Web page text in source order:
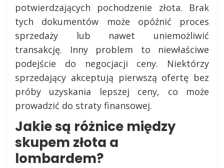
potwierdzających pochodzenie złota. Brak
tych dokumentów może opóźnić proces
sprzedaży lub nawet uniemożliwić
transakcję. Inny problem to niewłaściwe
podejście do negocjacji ceny. Niektórzy
sprzedający akceptują pierwszą ofertę bez
próby uzyskania lepszej ceny, co może
prowadzić do straty finansowej.
Jakie są różnice między
skupem złota a
lombardem?